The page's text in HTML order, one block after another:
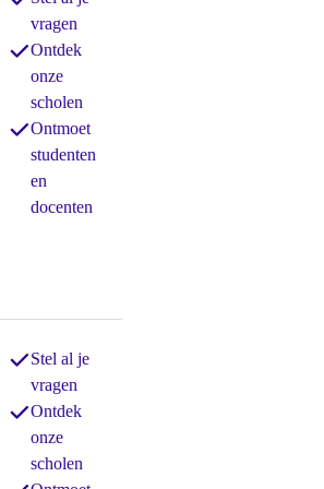
vragen
Ontdek
onze
scholen
Ontmoet
studenten
en
docenten
Stel al je
vragen
Ontdek
onze
scholen